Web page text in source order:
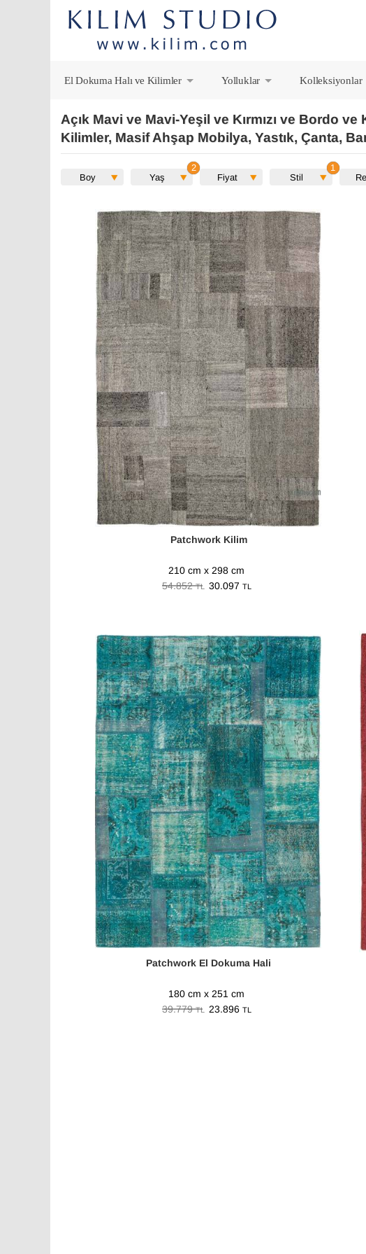
El Dokuma Halı ve Kilimler
Yolluklar
Kolleksiyonlar
Açık Mavi ve Mavi-Yeşil ve Kırmızı ve Bordo
Kilimler, Masif Ahşap Mobilya, Yastık, Çanta,
Boy Yaş Fiyat Stil
Patchwork Kilim
210 cm x 298 cm
54.852TL 30.097 TL
Patchwork El Dokuma Hali
180 cm x 251 cm
39.779TL 23.896 TL